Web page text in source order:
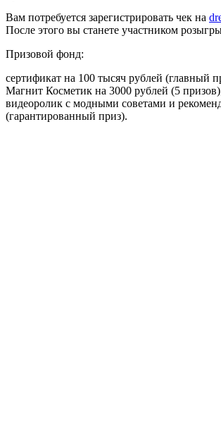
Вам потребуется зарегистрировать чек на
После этого вы станете участником
Призовой фонд:
сертификат на 100 тысяч рублей (главный
Магнит Косметик на 3000 рублей (5
видеоролик с модными советами и
(гарантированный приз).